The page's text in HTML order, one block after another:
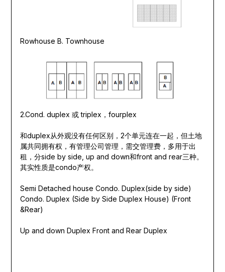
Rowhouse B. Townhouse
2.Cond. duplex 或 triplex，fourplex
和duplex从外观没有任何区别，2个单元连在一起，但土地
属共同拥有权，有管理公司管理，需交管理费，多用于出
租，分side by side, up and down和front and rear三种。
其实性质是condo产权。
Semi Detached house Condo. Duplex(side by side)
Condo. Duplex (Side by Side Duplex House) (Front
&Rear)
Up and down Duplex Front and Rear Duplex